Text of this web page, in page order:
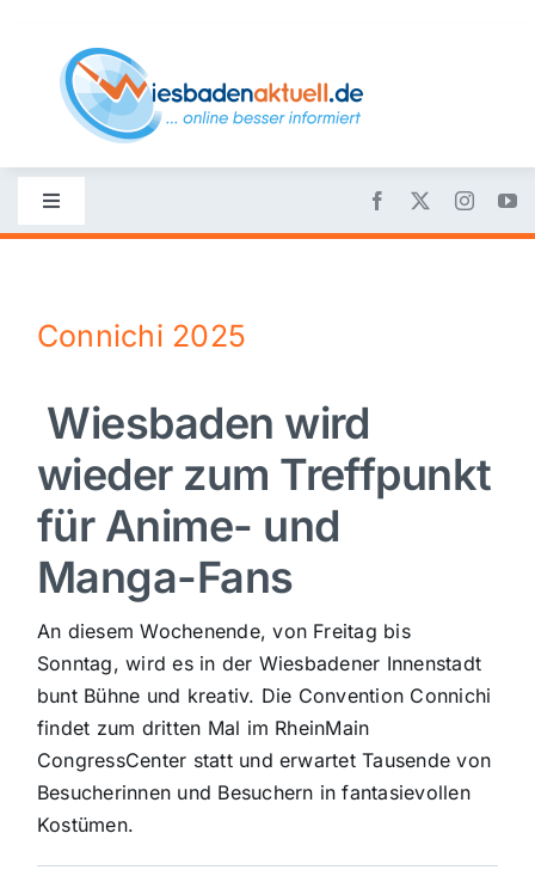
content
Toggle
Navigation
Nachrichten
Politik
Wirtschaft
Sport
Kultur
Panorama
Mein Stadtteil
Connichi 2025
Wiesbaden wird
wieder zum Treffpunkt
für Anime- und
Manga-Fans
An diesem Wochenende, von Freitag bis
Sonntag, wird es in der Wiesbadener Innenstadt
bunt Bühne und kreativ. Die Convention Connichi
findet zum dritten Mal im RheinMain
CongressCenter statt und erwartet Tausende von
Besucherinnen und Besuchern in fantasievollen
Kostümen.